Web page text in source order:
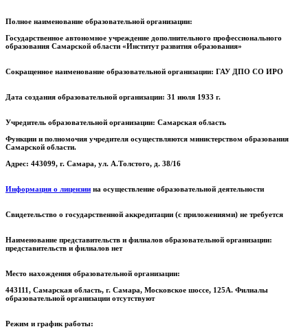
Полное наименование образовательной организации:
Государственное автономное учреждение дополнительного профессионального
образования Самарской области «Институт развития образования»
Сокращенное наименование образовательной организации: ГАУ ДПО СО ИРО
Дата создания образовательной организации: 31 июля 1933 г.
Учредитель образовательной организации: Самарская область
Функции и полномочия учредителя осуществляются министерством образования
Самарской области.
Адрес: 443099, г. Самара, ул. А.Толстого, д. 38/16
Информация о лицензии на осуществление образовательной деятельности
Свидетельство о государственной аккредитации (с приложениями) не требуется
Наименование представительств и филиалов образовательной организации:
представительств и филиалов нет
Место нахождения образовательной организации:
443111, Самарская область, г. Самара, Московское шоссе, 125А. Филиалы
образовательной организации отсутствуют
Режим и график работы: